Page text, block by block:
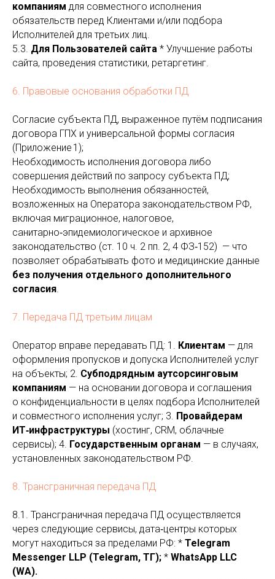
компаниям для совместного исполнения
обязательств перед Клиентами и/или подбора
Исполнителей для третьих лиц.
5.3. Для Пользователей сайта * Улучшение работы
сайта, проведения статистики, ретаргетинг.
6. Правовые основания обработки ПД
Согласие субъекта ПД, выраженное путём подписания
договора ГПХ и универсальной формы согласия
(Приложение 1);
Необходимость исполнения договора либо
совершения действий по запросу субъекта ПД;
Необходимость выполнения обязанностей,
возложенных на Оператора законодательством РФ,
включая миграционное, налоговое,
санитарно‑эпидемиологическое и архивное
законодательство (ст. 10 ч. 2 пп. 2, 4 ФЗ‑152) — что
позволяет обрабатывать фото и медицинские данные
без получения отдельного дополнительного
согласия.
7. Передача ПД третьим лицам
Оператор вправе передавать ПД: 1. Клиентам — для
оформления пропусков и допуска Исполнителей услуг
на объекты; 2. Субподрядным аутсорсинговым
компаниям — на основании договора и соглашения
о конфиденциальности в целях подбора Исполнителей
и совместного исполнения услуг; 3. Провайдерам
ИТ‑инфраструктуры (хостинг, CRM, облачные
сервисы); 4. Государственным органам — в случаях,
установленных законодательством РФ.
8. Трансграничная передача ПД
8.1. Трансграничная передача ПД осуществляется
через следующие сервисы, дата‑центры которых
могут находиться за пределами РФ: * Telegram
Messenger LLP (Telegram, ТГ); * WhatsApp LLC
(WA).